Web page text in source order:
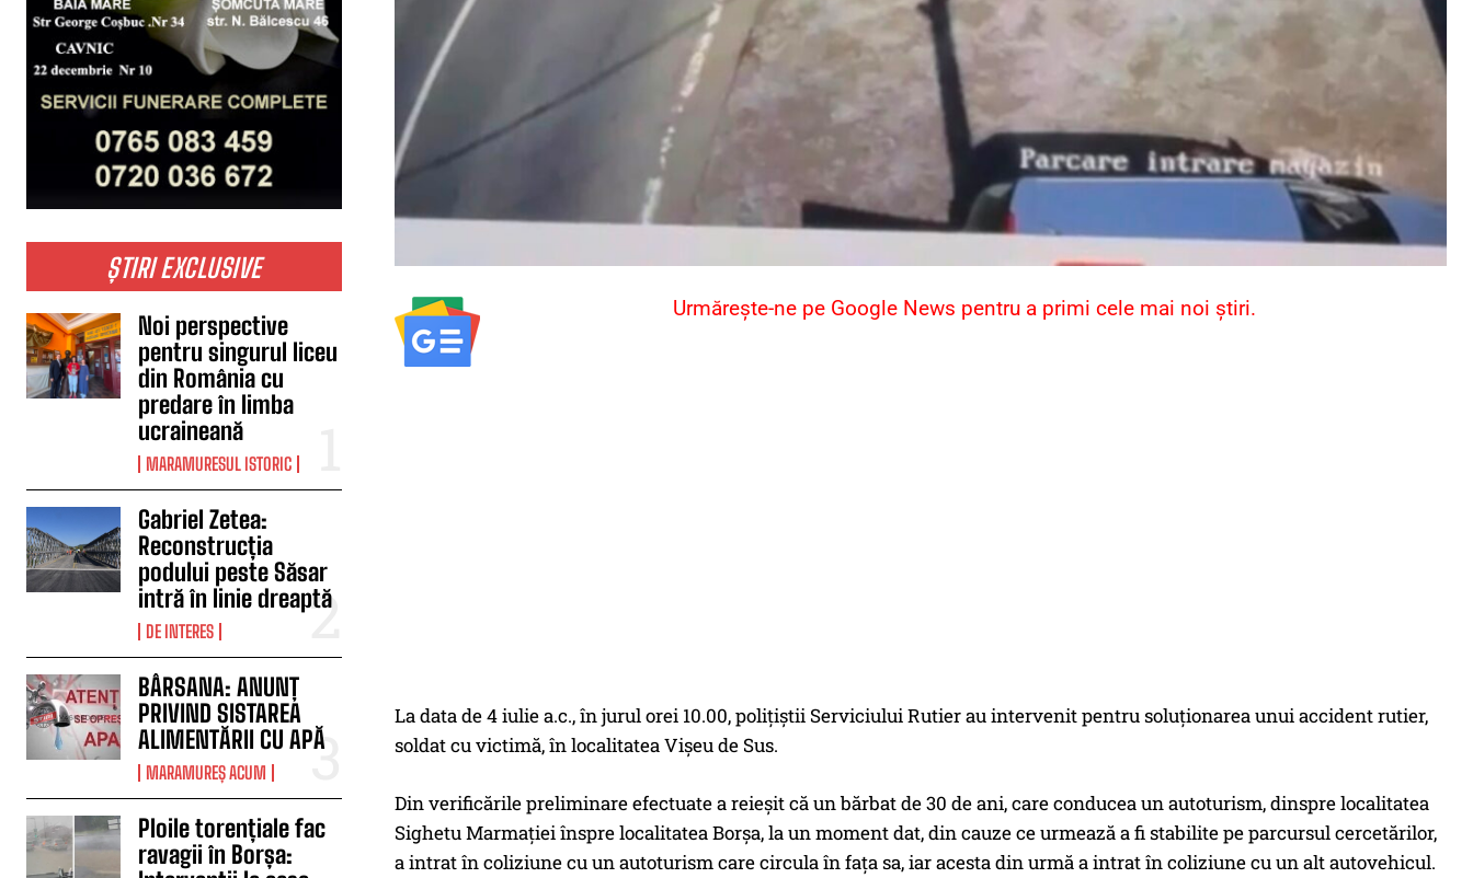
ȘTIRI EXCLUSIVE
Noi perspective
pentru singurul liceu
din România cu
predare în limba
ucraineană
MARAMURESUL ISTORIC
Gabriel Zetea:
Reconstrucția
podului peste Săsar
intră în linie dreaptă
DE INTERES
BÂRSANA: ANUNȚ
PRIVIND SISTAREA
ALIMENTĂRII CU APĂ
MARAMUREȘ ACUM
Ploile torențiale fac
ravagii în Borșa:
Urmărește-ne pe Google News pentru a primi cele mai noi știri.
La data de 4 iulie a.c., în jurul orei 10.00, polițiștii Serviciului Rutier au intervenit pentru soluționarea unui accident rutier,
soldat cu victimă, în localitatea Vișeu de Sus.
Din verificările preliminare efectuate a reieșit că un bărbat de 30 de ani, care conducea un autoturism, dinspre localitatea
Sighetu Marmației înspre localitatea Borșa, la un moment dat, din cauze ce urmează a fi stabilite pe parcursul cercetărilor,
a intrat în coliziune cu un autoturism care circula în fața sa, iar acesta din urmă a intrat în coliziune cu un alt autovehicul.